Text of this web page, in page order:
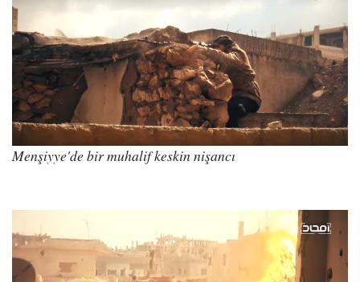
Menşiyye'de bir muhalif keskin nişancı